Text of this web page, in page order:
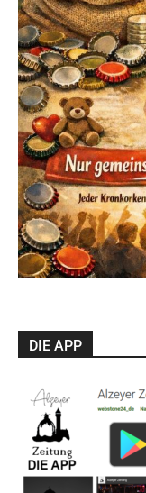
DIE APP